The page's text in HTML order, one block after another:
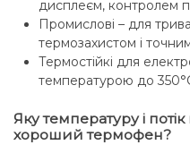
дисплеєм, контролем
Промислові – для
термозахистом і
Термостійкі для
температурою до
Яку температуру і
хороший термофен?